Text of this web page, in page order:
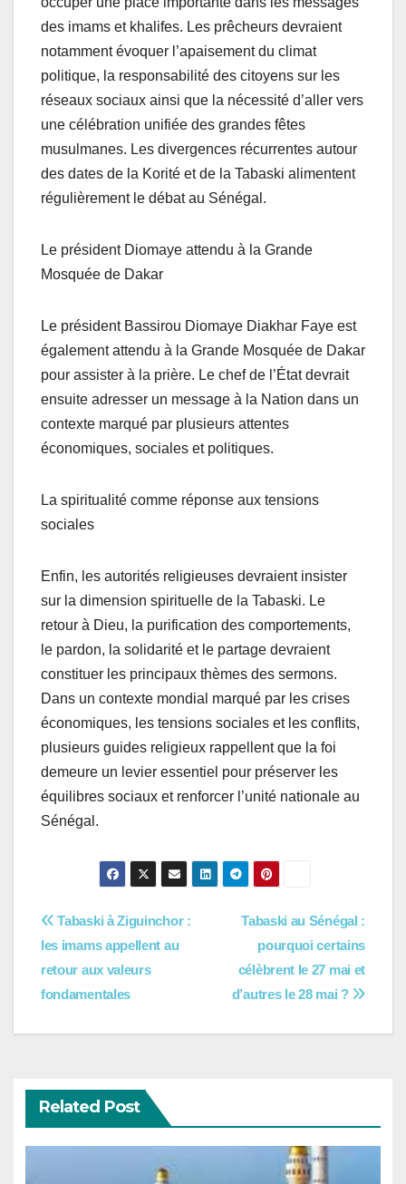
des imams et khalifes. Les prêcheurs devraient
notamment évoquer l’apaisement du climat
politique, la responsabilité des citoyens sur les
réseaux sociaux ainsi que la nécessité d’aller vers
une célébration unifiée des grandes fêtes
musulmanes. Les divergences récurrentes autour
des dates de la Korité et de la Tabaski alimentent
régulièrement le débat au Sénégal.
Le président Diomaye attendu à la Grande
Mosquée de Dakar
Le président Bassirou Diomaye Diakhar Faye est
également attendu à la Grande Mosquée de Dakar
pour assister à la prière. Le chef de l’État devrait
ensuite adresser un message à la Nation dans un
contexte marqué par plusieurs attentes
économiques, sociales et politiques.
La spiritualité comme réponse aux tensions
sociales
Enfin, les autorités religieuses devraient insister
sur la dimension spirituelle de la Tabaski. Le
retour à Dieu, la purification des comportements,
le pardon, la solidarité et le partage devraient
constituer les principaux thèmes des sermons.
Dans un contexte mondial marqué par les crises
économiques, les tensions sociales et les conflits,
plusieurs guides religieux rappellent que la foi
demeure un levier essentiel pour préserver les
équilibres sociaux et renforcer l’unité nationale au
Sénégal.
Navigation
de
l’article
Tabaski au Sénégal :
pourquoi certains
célèbrent le 27 mai et
d’autres le 28 mai ?
Tabaski à Ziguinchor :
les imams appellent au
retour aux valeurs
fondamentales
Related Post